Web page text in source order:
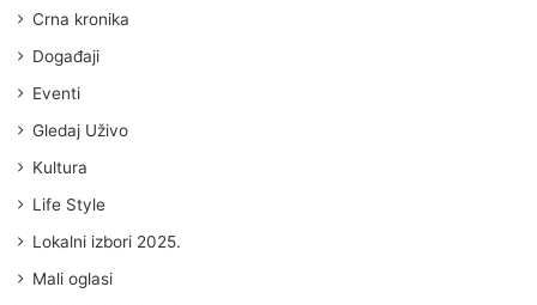
Crna kronika
Događaji
Eventi
Gledaj Uživo
Kultura
Life Style
Lokalni izbori 2025.
Mali oglasi